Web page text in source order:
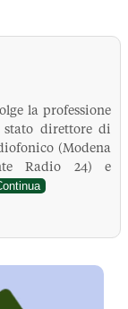
la professione
stato direttore di
(Modena
Radio 24) e